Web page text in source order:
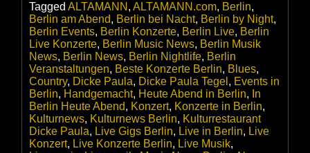
Tagged ALTAMANN , ALTAMANN.com, Berlin,
Berlin am Abend, Berlin bei Nacht, Berlin by Night,
Berlin Events, Berlin Konzerte, Berlin Live, Berlin
Live Konzerte, Berlin Music News, Berlin Musik
News, Berlin News, Berlin Nightlife, Berlin
Veranstaltungen, Beste Konzerte Berlin, Blues,
Country, Dicke Paula, Dicke Paula Tegel , Events in
Berlin, Handgemacht, Heute Abend in Berlin, In
Berlin Heute Abend, Konzert, Konzerte in Berlin,
Kulturnews, Kulturnews Berlin, Kulturrestaurant
Dicke Paula, Live Gigs Berlin, Live in Berlin, Live
Konzert, Live Konzerte Berlin, Live Musik,